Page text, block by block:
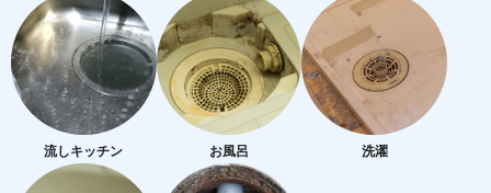
流しキッチン お風呂 洗濯